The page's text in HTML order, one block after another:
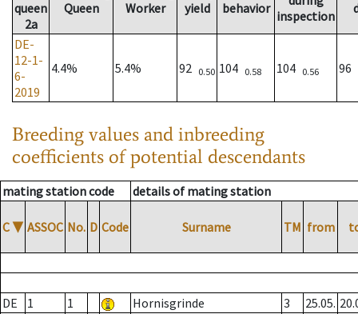
queen
2a
Queen
Worker
yield
behavior inspection
DE-
12-1-
6-
2019
4.4% 5.4% 92 0.50 104 0.58 104 0.56 96
Breeding values and inbreeding
coefficients of potential descendants
mating station code details of mating station
C ▼ ASSOC No. D Code Surname TM from
DE 1 1 Hornisgrinde 3 25.05.